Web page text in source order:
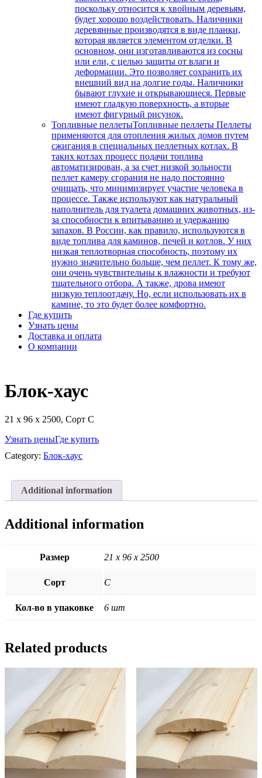
поскольку относится к хвойным деревьям,
будет хорошо воздействовать. Наличники
деревянные производятся в виде планки,
которая является элементом отделки. В
основном, они изготавливаются из сосны
или ели, с целью защиты от влаги и
деформации. Это позволяет сохранить их
внешний вид на долгие годы. Наличники
бывают глухие и открывающиеся. Первые
имеют гладкую поверхность, а вторые
имеют фигурный рисунок.
Топливные пеллетыТопливные пеллеты Пеллеты
применяются для отопления жилых домов путем
сжигания в специальных пеллетных котлах. В
таких котлах процесс подачи топлива
автоматизирован, а за счет низкой зольности
пеллет камеру сгорания не надо постоянно
очищать, что минимизирует участие человека в
процессе. Также используют как натуральный
наполнитель для туалета домашних животных, из-
за способности к впитыванию и удержанию
запахов. В России, как правило, используются в
виде топлива для каминов, печей и котлов. У них
низкая теплотворная способность, поэтому их
нужно значительно больше, чем пеллет. К тому же,
они очень чувствительны к влажности и требуют
тщательного отбора. А также, дрова имеют
низкую теплоотдачу. Но, если использовать их в
камине, то это будет более комфортно.
Где купить
Узнать цены
Доставка и оплата
О компании
Блок-хаус
21 х 96 х 2500, Сорт C
Узнать ценыГде купить
Category: Блок-хаус
Additional information
Additional information
Размер 21 х 96 х 2500
Сорт C
Кол-во в упаковке 6 шт
Related products